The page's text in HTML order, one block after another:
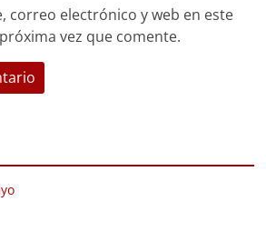
correo electrónico y web en este
vez que comente.